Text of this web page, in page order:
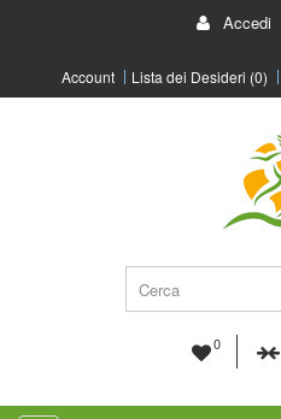
Accedi
Account Lista dei Desideri (0)
0